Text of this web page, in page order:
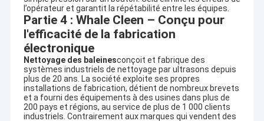
l’opérateur et garantit la répétabilité entre les équipes.
Partie 4 : Whale Cleen – Conçu pour
l'efficacité de la fabrication
électronique
Nettoyage des baleinesconçoit et fabrique des
systèmes industriels de nettoyage par ultrasons depuis
plus de 20 ans. La société exploite ses propres
installations de fabrication, détient de nombreux brevets
et a fourni des équipements à des usines dans plus de
200 pays et régions, au service de plus de 1 000 clients
industriels. Contrairement aux marques qui vendent des